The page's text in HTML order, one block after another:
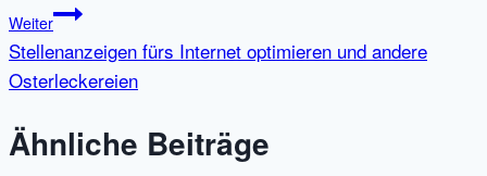
Weiter
Stellenanzeigen fürs Internet optimieren und andere
Osterleckereien
Ähnliche Beiträge